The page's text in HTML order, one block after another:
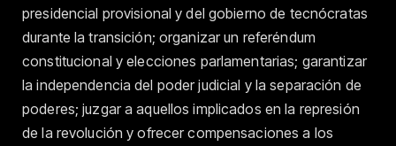
presidencial provisional y del gobierno de tecnócratas
durante la transición; organizar un referéndum
constitucional y elecciones parlamentarias; garantizar
la independencia del poder judicial y la separación de
poderes; juzgar a aquellos implicados en la represión
de la revolución y ofrecer compensaciones a los